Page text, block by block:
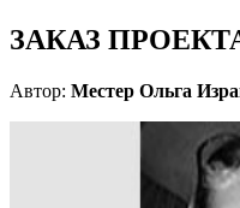
ЗАКАЗ
Автор: Местер Ольга